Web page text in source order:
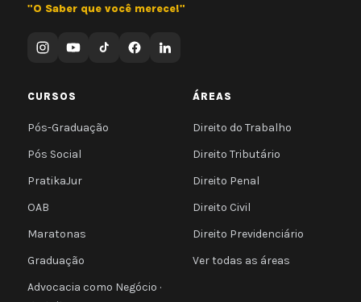
"O Saber que você merece!"
CURSOS
Pós-Graduação
Pós Social
PratikaJur
OAB
Maratonas
Graduação
Advocacia como Negócio ·
ÁREAS
Direito do Trabalho
Direito Tributário
Direito Penal
Direito Civil
Direito Previdenciário
Ver todas as áreas